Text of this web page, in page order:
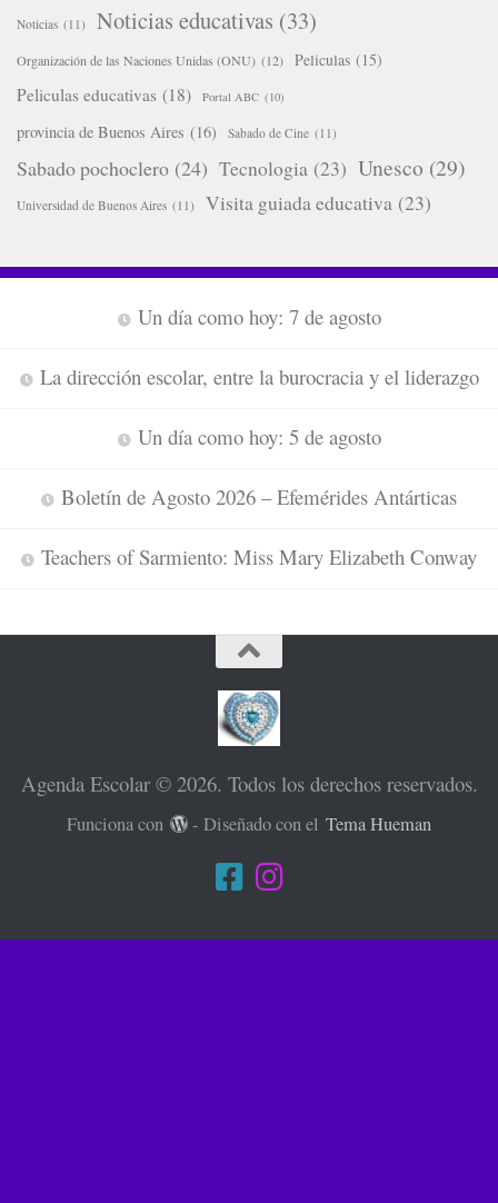
Noticias (11) Noticias educativas (33)
Organización de las Naciones Unidas (ONU) (12) Peliculas (15)
Peliculas educativas (18) Portal ABC (10)
provincia de Buenos Aires (16) Sabado de Cine (11)
Sabado pochoclero (24) Tecnologia (23) Unesco (29)
Universidad de Buenos Aires (11) Visita guiada educativa (23)
Un día como hoy: 7 de agosto
La dirección escolar, entre la burocracia y el liderazgo
Un día como hoy: 5 de agosto
Boletín de Agosto 2026 – Efemérides Antárticas
Teachers of Sarmiento: Miss Mary Elizabeth Conway
Agenda Escolar © 2026. Todos los derechos reservados.
Funciona con - Diseñado con elTema Hueman